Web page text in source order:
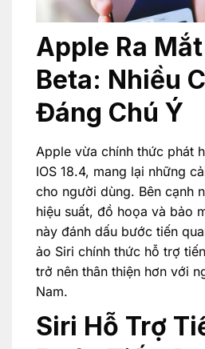
Apple Ra
Beta: Nhiều
Đáng Chú Ý
Apple vừa chính thức phát
IOS 18.4, mang lại những
cho người dùng. Bên cạnh
hiệu suất, đồ hoọa và bảo
này đánh dấu bước tiến
ảo Siri chính thức hỗ trợ
trở nên thân thiện hơn với
Nam.
Siri Hỗ Trợ